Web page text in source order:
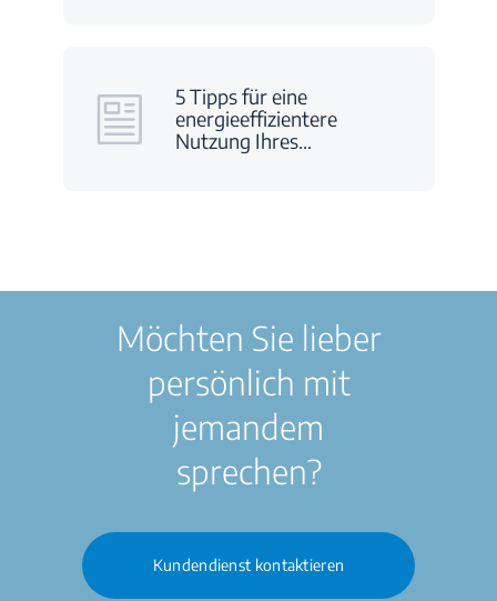
5 Tipps für eine
energieeffizientere
Nutzung Ihres…
Möchten Sie lieber
persönlich mit
jemandem
sprechen?
Kundendienst kontaktieren